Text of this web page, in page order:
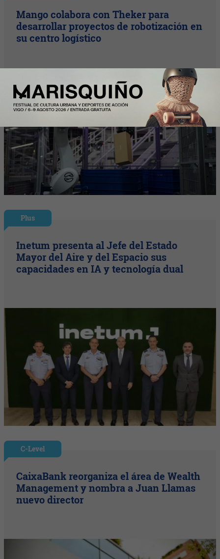
Mango colabora con Theker para
desarrollar proyectos de robotización en
su centro logístico
Plus
Inetum presenta al Jefe del Estado
Mayor del Aire y del Espacio sus
capacidades en IA y tecnología dual
C-Level
CaixaBank reorganiza el área de Wealth
Management y nombra a Juan Llamas
nuevo director